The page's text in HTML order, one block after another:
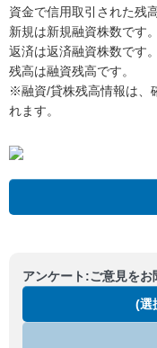
資金で信用取引された残
新規は新規融資株数です。
返済は返済融資株数です。
残高は融資残高です。
※融資/貸株残高情報は、
れます。
アンケート:ご意見をお
(選